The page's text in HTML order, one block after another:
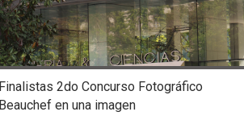
Finalistas 2do Concurso Fotográfico
Beauchef en una imagen